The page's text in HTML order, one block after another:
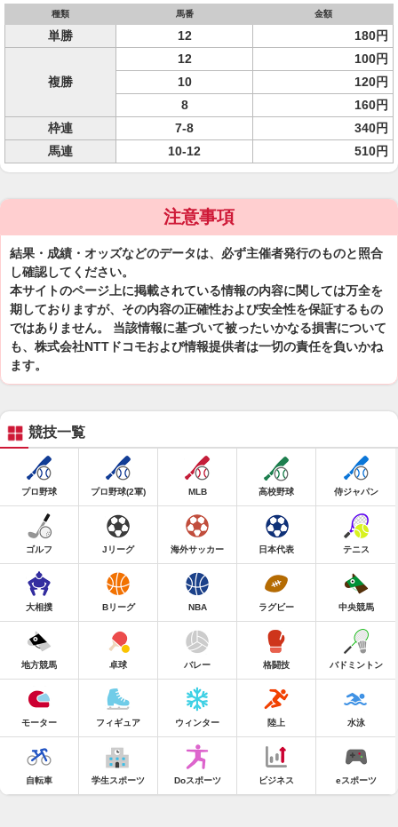
種類 馬番 金額
単勝 12 180円
複勝
12
100円
10
120円
8
160円
枠連
7-8
340円
馬連
10-12 510円
注意事項
結果・成績・オッズなどのデータは、必ず主催者発行のものと照合
し確認してください。
本サイトのページ上に掲載されている情報の内容に関しては万全を
期しておりますが、その内容の正確性および安全性を保証するもの
ではありません。 当該情報に基づいて被ったいかなる損害について
も、株式会社NTTドコモおよび情報提供者は一切の責任を負いかね
ます。
競技一覧
プロ野球 プロ野球(2軍) MLB 高校野球 侍ジャパン
ゴルフ Jリーグ 海外サッカー 日本代表 テニス
大相撲 Bリーグ NBA ラグビー 中央競馬
地方競馬 卓球 バレー 格闘技 バドミントン
モーター フィギュア ウィンター 陸上 水泳
自転車 学生スポーツ Doスポーツ ビジネス eスポーツ